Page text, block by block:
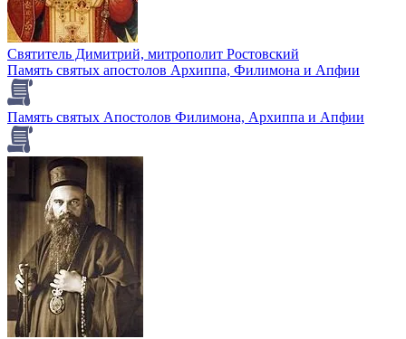
Святитель Димитрий, митрополит Ростовский
Память святых апостолов Архиппа, Филимона и Апфии
Память святых Апостолов Филимона, Архиппа и Апфии